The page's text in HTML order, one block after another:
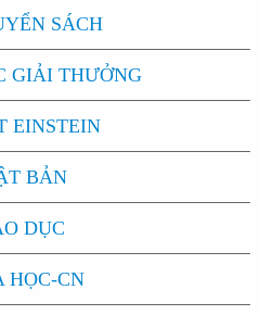
SÁCH
GIẢI THƯỞNG
EINSTEIN
BẢN
DỤC
HỌC-CN